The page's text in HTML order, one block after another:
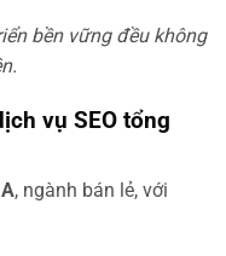
bền vững đều không
vụ SEO tổng
, ngành bán lẻ, với